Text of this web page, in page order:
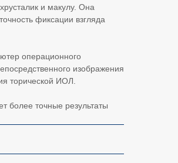
и макулу. Она
фиксации взгляда
операционного
изображения
торической ИОЛ.
более точные результаты